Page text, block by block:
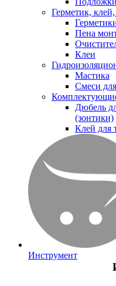
Герметик,
Пена
Клеи
Мастика
Смеси
Дюбель
(зонтики)
Клей для
Инструмент